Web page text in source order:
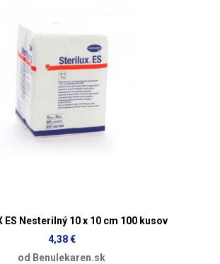
ES Nesterilný 10 x 10 cm 100 kusov
4,38 €
od Benulekaren.sk